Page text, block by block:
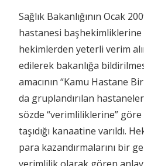
Sağlık Bakanlığının Ocak
hastanesi başhekimliklerine
hekimlerden yeterli verim
edilerek bakanlığa
amacının “Kamu Hastane
da gruplandırılan
sözde “verimliliklerine” göre
taşıdığı kanaatine varıldı.
para kazandırmalarını bir